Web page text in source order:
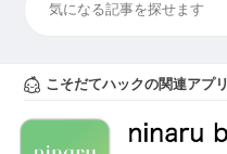
こそだてハックの関連アプリ